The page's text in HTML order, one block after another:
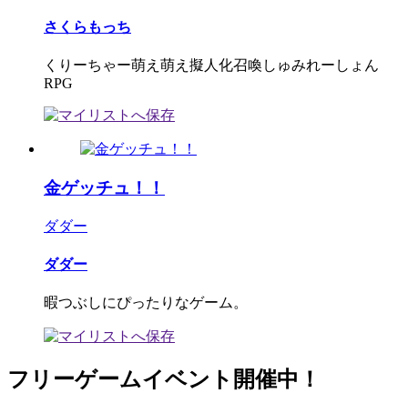
さくらもっち
くりーちゃー萌え萌え擬人化召喚しゅみれーしょん
RPG
金ゲッチュ！！
ダダー
ダダー
暇つぶしにぴったりなゲーム。
フリーゲームイベント開催中！